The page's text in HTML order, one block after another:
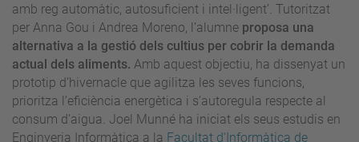
amb reg automàtic, autosuficient i intel·ligent’. Tutoritzat
per Anna Gou i Andrea Moreno, l’alumne proposa una
alternativa a la gestió dels cultius per cobrir la demanda
actual dels aliments. Amb aquest objectiu, ha dissenyat un
prototip d’hivernacle que agilitza les seves funcions,
prioritza l’eficiència energètica i s’autoregula respecte al
consum d’aigua. Joel Munné ha iniciat els seus estudis en
Enginyeria Informàtica a la Facultat d'Informàtica de